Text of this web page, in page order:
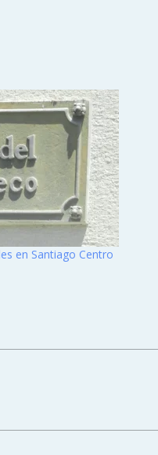
en Santiago Centro